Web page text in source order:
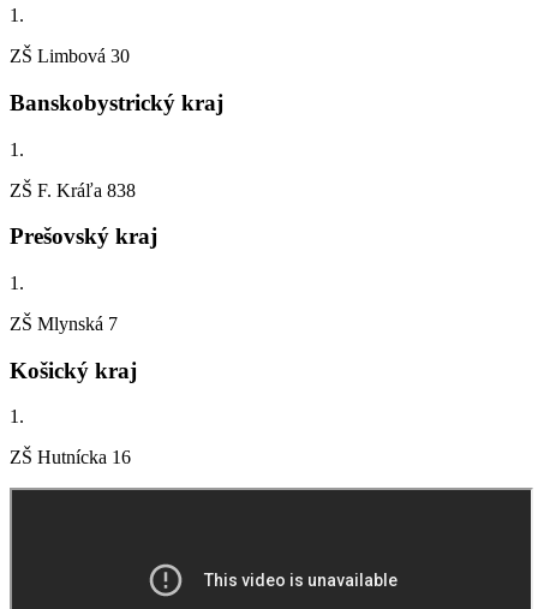
1.
ZŠ Limbová 30
Banskobystrický kraj
1.
ZŠ F. Kráľa 838
Prešovský kraj
1.
ZŠ Mlynská 7
Košický kraj
1.
ZŠ Hutnícka 16